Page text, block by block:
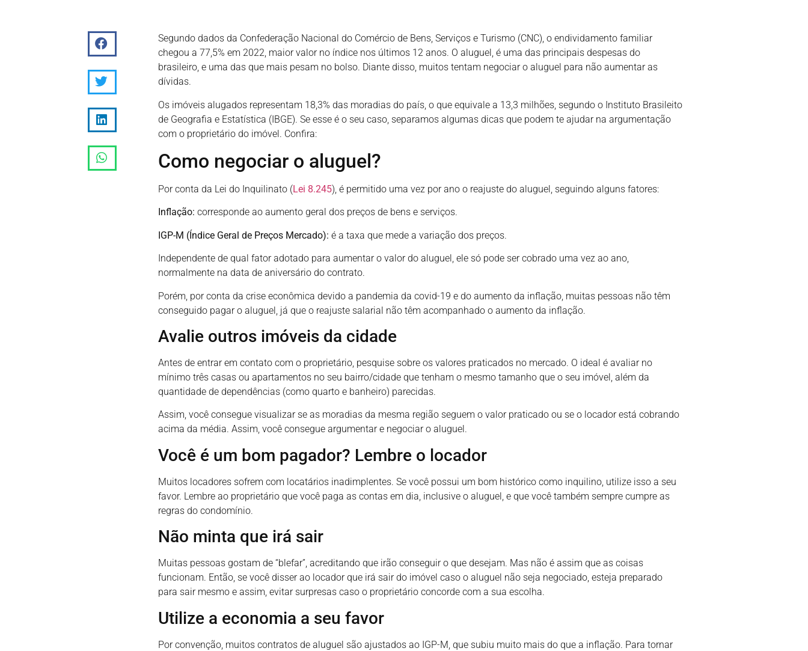
Segundo dados da Confederação Nacional do Comércio de Bens, Serviços e Turismo (CNC), o endividamento familiar
chegou a 77,5% em 2022, maior valor no índice nos últimos 12 anos. O aluguel, é uma das principais despesas do
brasileiro, e uma das que mais pesam no bolso. Diante disso, muitos tentam negociar o aluguel para não aumentar as
dívidas.
Os imóveis alugados representam 18,3% das moradias do país, o que equivale a 13,3 milhões, segundo o Instituto Brasileito
de Geografia e Estatística (IBGE). Se esse é o seu caso, separamos algumas dicas que podem te ajudar na argumentação
com o proprietário do imóvel. Confira:
Como negociar o aluguel?
Por conta da Lei do Inquilinato (Lei 8.245), é permitido uma vez por ano o reajuste do aluguel, seguindo alguns fatores:
Inflação: corresponde ao aumento geral dos preços de bens e serviços.
IGP-M (Índice Geral de Preços Mercado): é a taxa que mede a variação dos preços.
Independente de qual fator adotado para aumentar o valor do aluguel, ele só pode ser cobrado uma vez ao ano,
normalmente na data de aniversário do contrato.
Porém, por conta da crise econômica devido a pandemia da covid-19 e do aumento da inflação, muitas pessoas não têm
conseguido pagar o aluguel, já que o reajuste salarial não têm acompanhado o aumento da inflação.
Avalie outros imóveis da cidade
Antes de entrar em contato com o proprietário, pesquise sobre os valores praticados no mercado. O ideal é avaliar no
mínimo três casas ou apartamentos no seu bairro/cidade que tenham o mesmo tamanho que o seu imóvel, além da
quantidade de dependências (como quarto e banheiro) parecidas.
Assim, você consegue visualizar se as moradias da mesma região seguem o valor praticado ou se o locador está cobrando
acima da média. Assim, você consegue argumentar e negociar o aluguel.
Você é um bom pagador? Lembre o locador
Muitos locadores sofrem com locatários inadimplentes. Se você possui um bom histórico como inquilino, utilize isso a seu
favor. Lembre ao proprietário que você paga as contas em dia, inclusive o aluguel, e que você também sempre cumpre as
regras do condomínio.
Não minta que irá sair
Muitas pessoas gostam de “blefar”, acreditando que irão conseguir o que desejam. Mas não é assim que as coisas
funcionam. Então, se você disser ao locador que irá sair do imóvel caso o aluguel não seja negociado, esteja preparado
para sair mesmo e assim, evitar surpresas caso o proprietário concorde com a sua escolha.
Utilize a economia a seu favor
Por convenção, muitos contratos de aluguel são ajustados ao IGP-M, que subiu muito mais do que a inflação. Para tornar